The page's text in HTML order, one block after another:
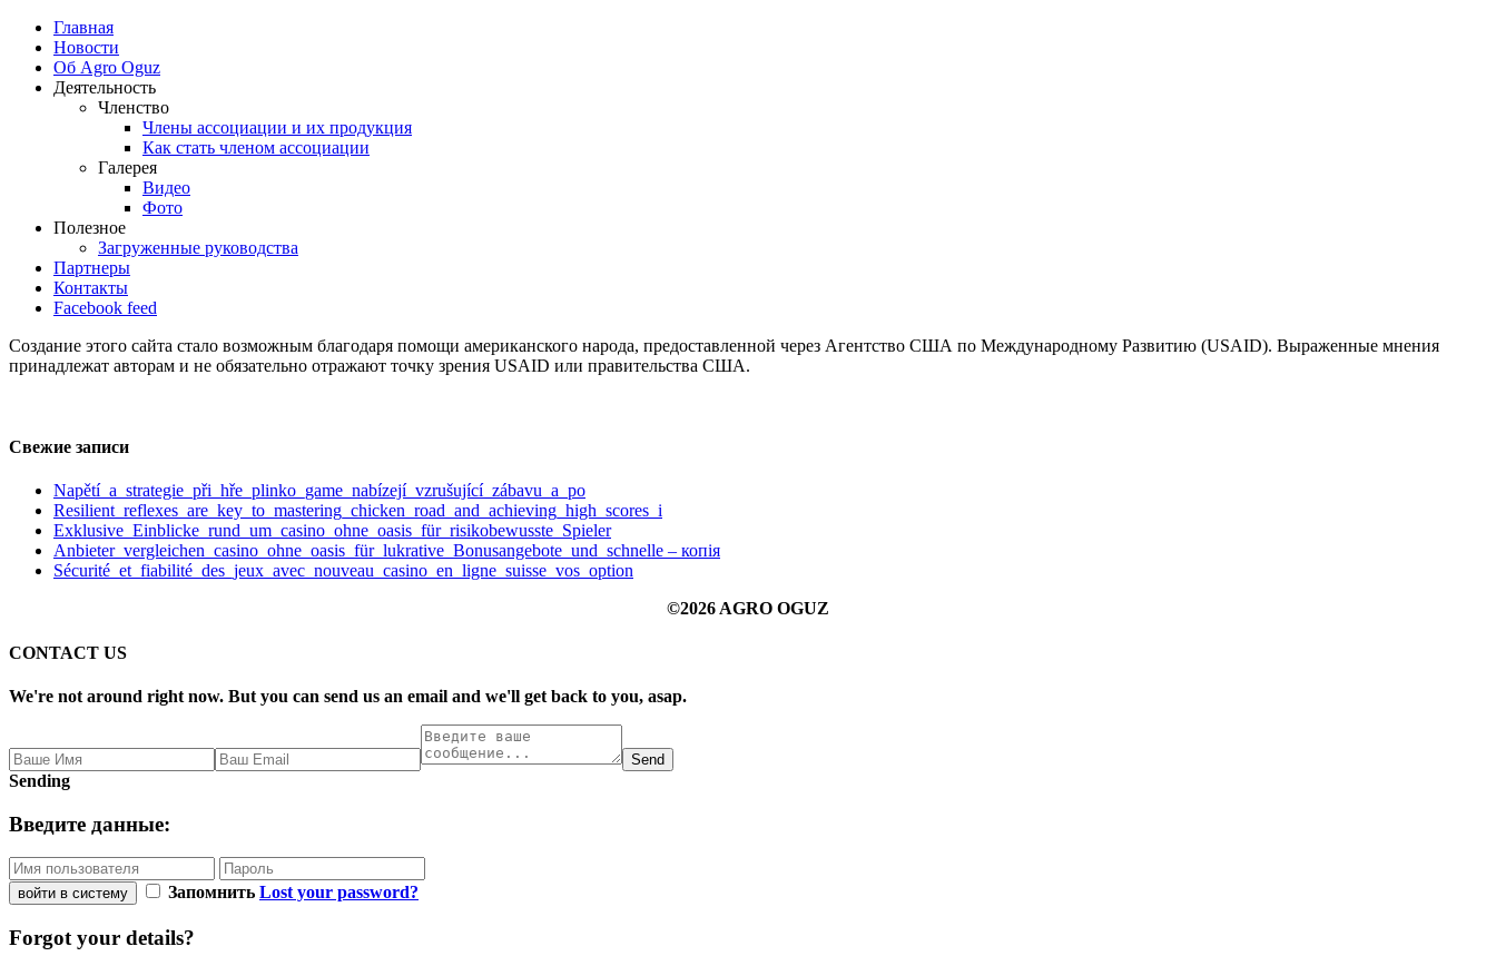
Главная
Новости
Об Agro Oguz
Деятельность
Членство
Члены ассоциации и их продукция
Как стать членом ассоциации
Галерея
Видео
Фото
Полезное
Загруженные руководства
Партнеры
Контакты
Facebook feed
Создание этого сайта стало возможным благодаря помощи американского народа, предоставленной через Агентство США по Международному Развитию (USAID). Выраженные мнения
принадлежат авторам и не обязательно отражают точку зрения USAID или правительства США.
Свежие записи
Napětí_a_strategie_při_hře_plinko_game_nabízejí_vzrušující_zábavu_a_po
Resilient_reflexes_are_key_to_mastering_chicken_road_and_achieving_high_scores_i
Exklusive_Einblicke_rund_um_casino_ohne_oasis_für_risikobewusste_Spieler
Anbieter_vergleichen_casino_ohne_oasis_für_lukrative_Bonusangebote_und_schnelle – копія
Sécurité_et_fiabilité_des_jeux_avec_nouveau_casino_en_ligne_suisse_vos_option
©2026 AGRO OGUZ
CONTACT US
We're not around right now. But you can send us an email and we'll get back to you, asap.
Send
Sending
Введите данные:
войти в систему Запомнить Lost your password?
Forgot your details?